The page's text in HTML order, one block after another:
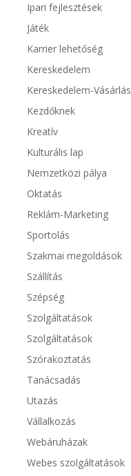
Ipari fejlesztések
Játék
Karrier lehetőség
Kereskedelem
Kereskedelem-Vásárlás
Kezdőknek
Kreatív
Kulturális lap
Nemzetközi pálya
Oktatás
Reklám-Marketing
Sportolás
Szakmai megoldások
Szállítás
Szépség
Szolgáltatások
Szolgáltatások
Szórakoztatás
Tanácsadás
Utazás
Vállalkozás
Webáruházak
Webes szolgáltatások